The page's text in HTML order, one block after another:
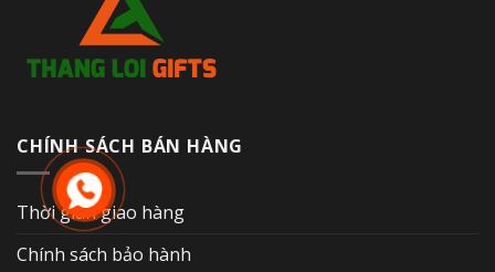
CHÍNH SÁCH BÁN HÀNG
Thời gian giao hàng
Chính sách bảo hành